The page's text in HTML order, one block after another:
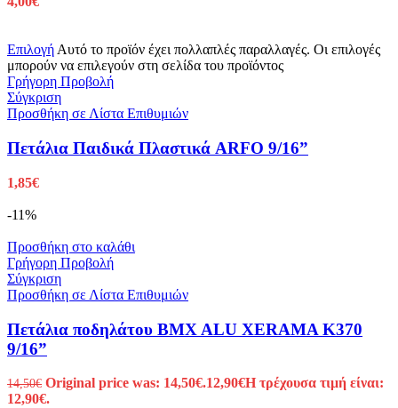
ΕπιλογήΑυτό το προϊόν έχει πολλαπλές παραλλαγές. Οι επιλογές
μπορούν να επιλεγούν στη σελίδα του προϊόντος
Γρήγορη Προβολή
Σύγκριση
Προσθήκη σε Λίστα Επιθυμιών
Πετάλια Παιδικά Πλαστικά ARFO 9/16”
1,85€
-11%
Προσθήκη στο καλάθι
Γρήγορη Προβολή
Σύγκριση
Προσθήκη σε Λίστα Επιθυμιών
Πετάλια ποδηλάτου BMX ALU XERAMA K370
9/16”
14,50€ Original price was: 14,50€.12,90€Η τρέχουσα τιμή είναι:
12,90€.